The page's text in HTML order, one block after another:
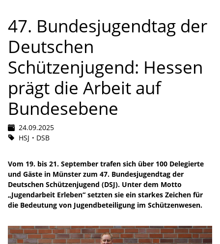
47. Bundesjugendtag der
Deutschen
Schützenjugend: Hessen
prägt die Arbeit auf
Bundesebene
24.09.2025
HSJ
DSB
Vom 19. bis 21. September trafen sich über 100 Delegierte
und Gäste in Münster zum 47. Bundesjugendtag der
Deutschen Schützenjugend (DSJ). Unter dem Motto
„Jugendarbeit Erleben“ setzten sie ein starkes Zeichen für
die Bedeutung von Jugendbeteiligung im Schützenwesen.